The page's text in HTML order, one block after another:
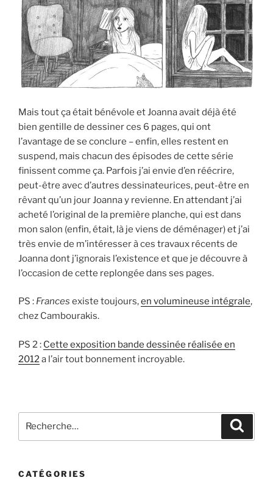
Mais tout ça était bénévole et Joanna avait déjà été
bien gentille de dessiner ces 6 pages, qui ont
l’avantage de se conclure – enfin, elles restent en
suspend, mais chacun des épisodes de cette série
finissent comme ça. Parfois j’ai envie d’en réécrire,
peut-être avec d’autres dessinateurices, peut-être en
rêvant qu’un jour Joanna y revienne. En attendant j’ai
acheté l’original de la première planche, qui est dans
mon salon (enfin, était, là je viens de déménager) et j’ai
très envie de m’intéresser à ces travaux récents de
Joanna dont j’ignorais l’existence et que je découvre à
l’occasion de cette replongée dans ses pages.
PS : Frances existe toujours,en volumineuse intégrale,
chez Cambourakis.
PS 2 : Cette exposition bande dessinée réalisée en
2012a l’air tout bonnement incroyable.
pour
CATÉGORIES